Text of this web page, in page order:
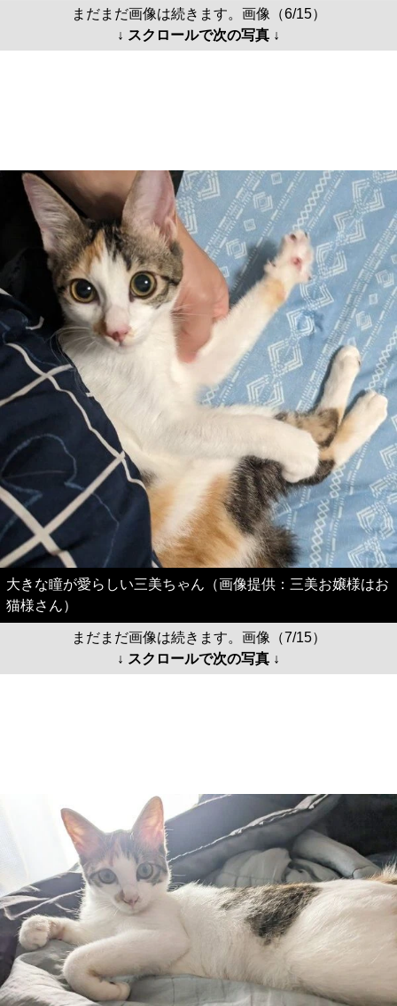
まだまだ画像は続きます。画像（6/15）
↓ スクロールで次の写真 ↓
大きな瞳が愛らしい三美ちゃん（画像提供：三美お嬢様はお
猫様さん）
まだまだ画像は続きます。画像（7/15）
↓ スクロールで次の写真 ↓